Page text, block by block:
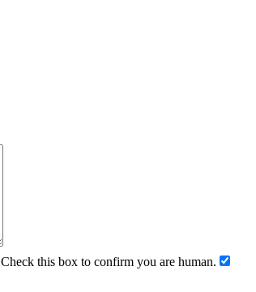
Check this box to confirm you are human.